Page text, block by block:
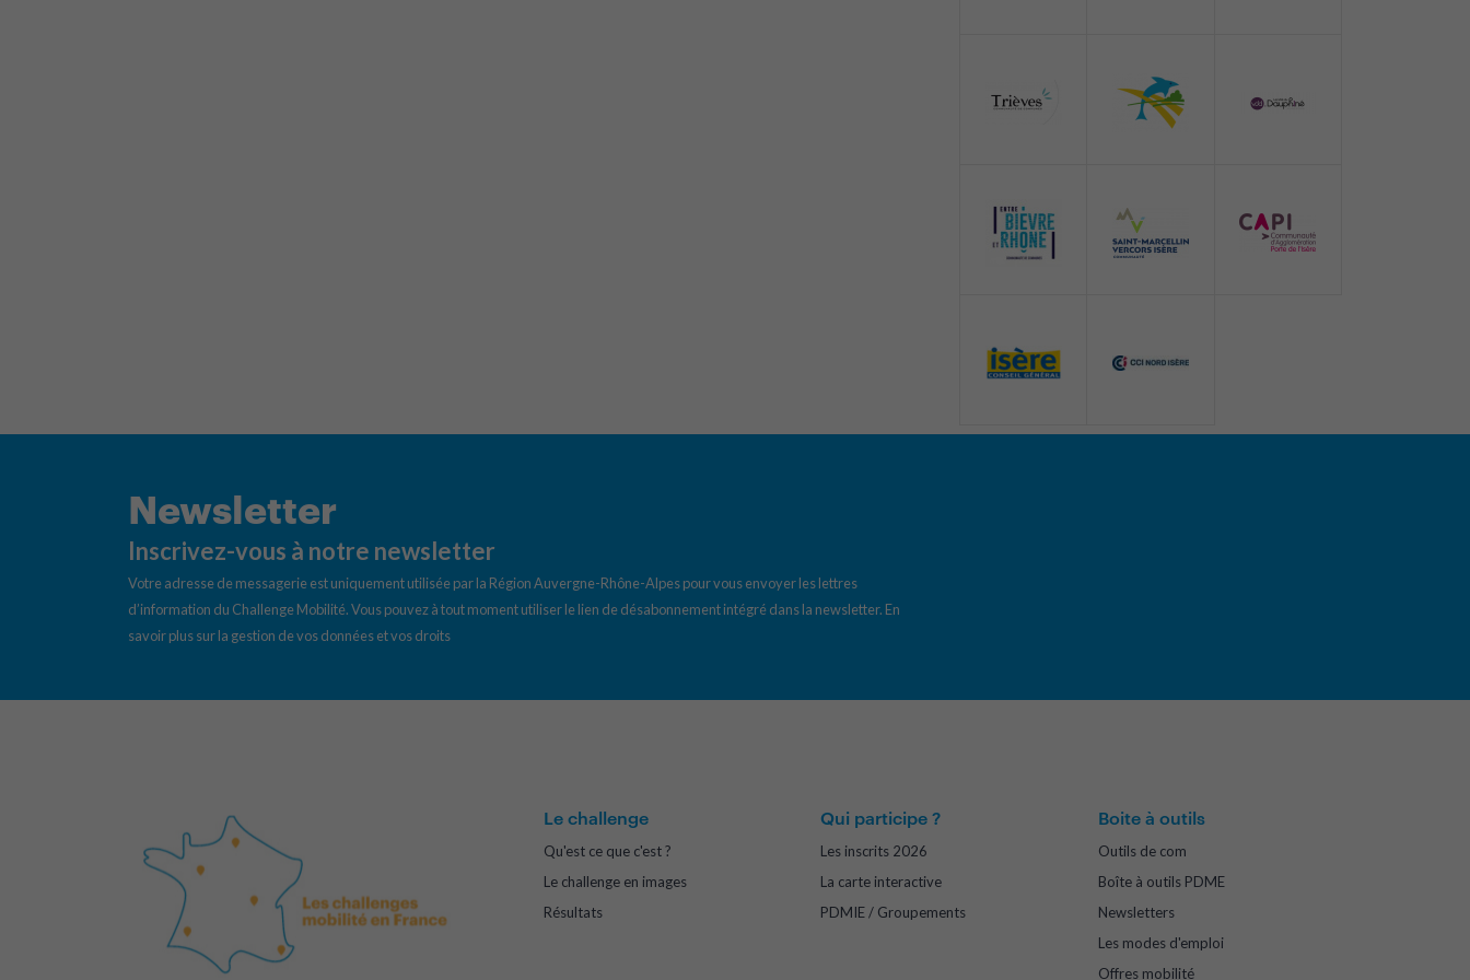
Newsletter
Inscrivez-vous à notre newsletter
Votre adresse de messagerie est uniquement utilisée par la Région Auvergne-Rhône-Alpes pour vous envoyer les lettres
d’information du Challenge Mobilité. Vous pouvez à tout moment utiliser le lien de désabonnement intégré dans la newsletter. En
savoir plus sur la gestion de vos données et vos droits
Le challenge
Qu'est ce que c'est ?
Le challenge en images
Résultats
Qui participe ?
Les inscrits 2026
La carte interactive
PDMIE / Groupements
Boite à outils
Outils de com
Boîte à outils PDME
Newsletters
Les modes d'emploi
Offres mobilité